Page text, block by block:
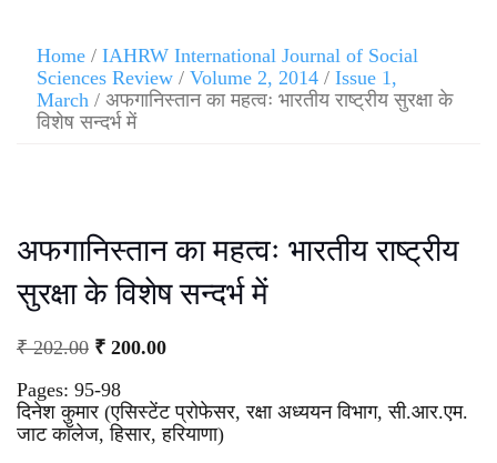
Home / IAHRW International Journal of Social
Sciences Review / Volume 2, 2014 / Issue 1,
March / अफगानिस्तान का महत्वः भारतीय राष्ट्रीय सुरक्षा के
विशेष सन्दर्भ में
अफगानिस्तान का महत्वः भारतीय राष्ट्रीय
सुरक्षा के विशेष सन्दर्भ में
₹202.00 ₹ 200.00
Pages: 95-98
दिनेश कुमार (एसिस्टेंट प्रोफेसर, रक्षा अध्ययन विभाग, सी.आर.एम.
जाट काॅलेज, हिसार, हरियाणा)